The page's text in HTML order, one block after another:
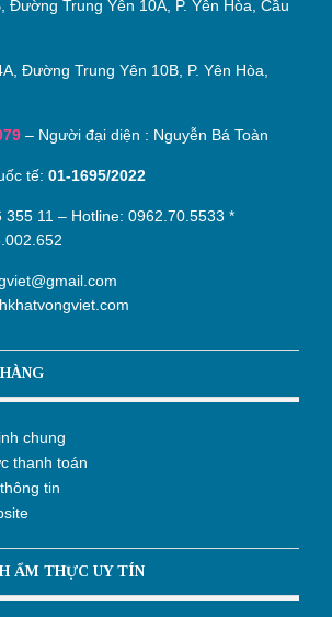
Đường Trung Yên 10A, P. Yên Hòa, Cầu
Đường Trung Yên 10B, P. Yên Hòa,
– Người đại diện : Nguyễn Bá Toàn
tế:01-1695/2022
355 11 – Hotline:0962.70.5533 *
chung
thanh toán
tin
ẨM THỰC UY TÍN